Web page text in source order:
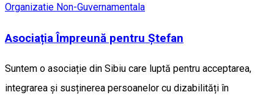
Organizatie Non-Guvernamentala
Asociația Împreună pentru Ștefan
Suntem o asociație din Sibiu care luptă pentru acceptarea,
integrarea și susținerea persoanelor cu dizabilități în